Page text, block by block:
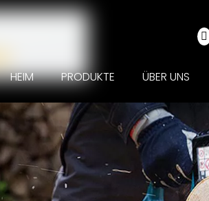
HEIM PRODUKTE ÜBER UNS